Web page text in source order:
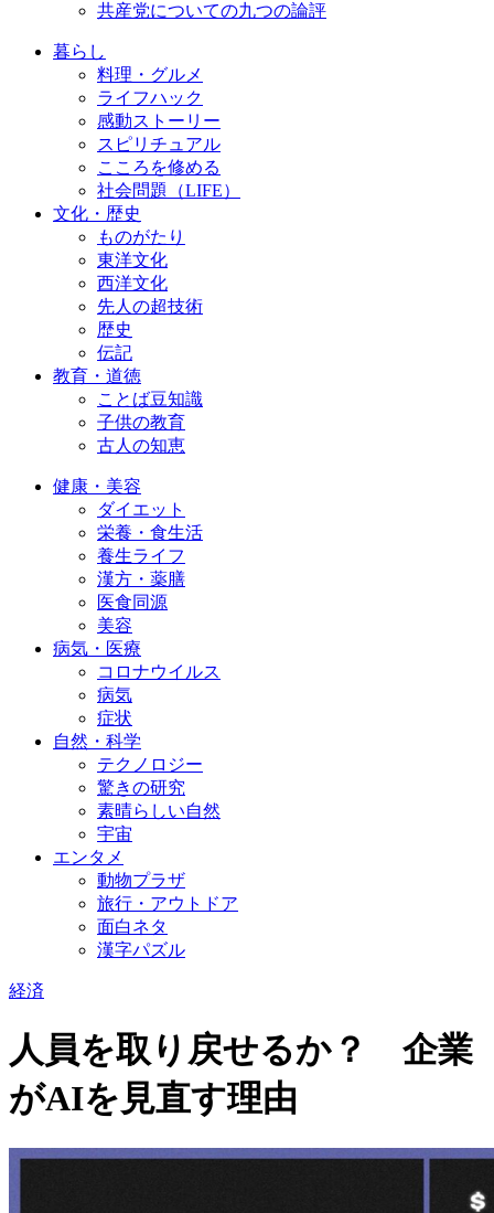
共産党についての九つの論評
暮らし
料理・グルメ
ライフハック
感動ストーリー
スピリチュアル
こころを修める
社会問題（LIFE）
文化・歴史
ものがたり
東洋文化
西洋文化
先人の超技術
歴史
伝記
教育・道徳
ことば豆知識
子供の教育
古人の知恵
健康・美容
ダイエット
栄養・食生活
養生ライフ
漢方・薬膳
医食同源
美容
病気・医療
コロナウイルス
病気
症状
自然・科学
テクノロジー
驚きの研究
素晴らしい自然
宇宙
エンタメ
動物プラザ
旅行・アウトドア
面白ネタ
漢字パズル
経済
人員を取り戻せるか？ 企業
がAIを見直す理由